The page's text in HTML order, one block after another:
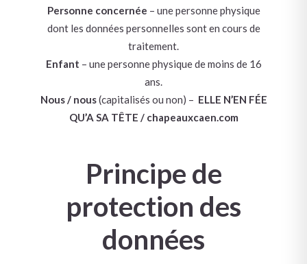
Personne concernée – une personne physique
dont les données personnelles sont en cours de
traitement.
Enfant – une personne physique de moins de 16
ans.
Nous / nous(capitalisés ou non) – ELLE N’EN FÉE
QU’A SA TÊTE / chapeauxcaen.com
Principe de
protection des
données